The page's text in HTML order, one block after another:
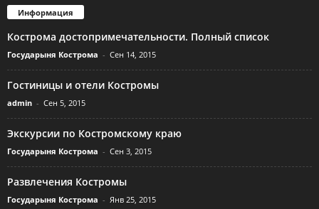
Информация
Кострома достопримечательности. Полный список
Государыня Кострома - Сен 14, 2015
Гостиницы и отели Костромы
admin - Сен 5, 2015
Экскурсии по Костромскому краю
Государыня Кострома - Сен 3, 2015
Развлечения Костромы
Государыня Кострома - Янв 25, 2015